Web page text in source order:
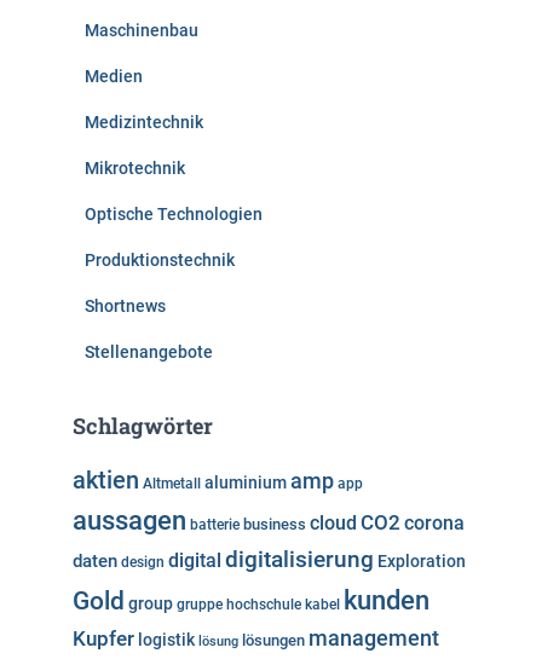
Maschinenbau
Medien
Medizintechnik
Mikrotechnik
Optische Technologien
Produktionstechnik
Shortnews
Stellenangebote
Schlagwörter
aktien Altmetall aluminiumamp app
aussagen batterie business cloud CO2 corona
daten design digital digitalisierung Exploration
Gold group gruppe hochschule kabel kunden
Kupfer logistik lösung lösungen management